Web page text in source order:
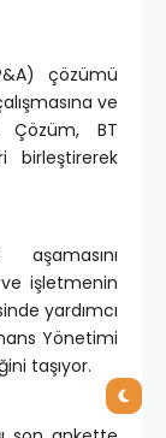
çözümü
ve
Çözüm, BT
birleştirerek
işletmenin
yardımcı
Yönetimi
taşıyor.